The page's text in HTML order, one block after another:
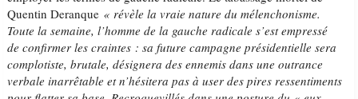
Quentin Deranque «révèle la vraie nature du mélenchonisme.
Toute la semaine, l’homme de la gauche radicale s’est empressé
de confirmer les craintes : sa future campagne présidentielle sera
complotiste, brutale, désignera des ennemis dans une outrance
verbale inarrêtable et n’hésitera pas à user des pires ressentiments